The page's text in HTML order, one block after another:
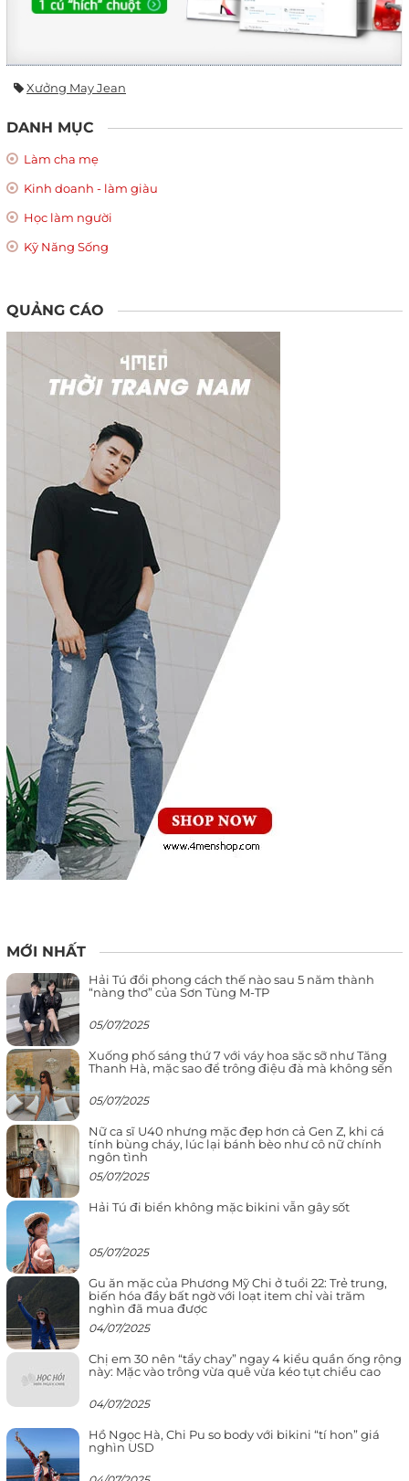
Xưởng May Jean
DANH MỤC
Làm cha mẹ
Kinh doanh - làm giàu
Học làm người
Kỹ Năng Sống
QUẢNG CÁO
MỚI NHẤT
Hải Tú đổi phong cách thế nào sau 5 năm thành
“nàng thơ” của Sơn Tùng M-TP
05/07/2025
Xuống phố sáng thứ 7 với váy hoa sặc sỡ như Tăng
Thanh Hà, mặc sao để trông điệu đà mà không sến
05/07/2025
Nữ ca sĩ U40 nhưng mặc đẹp hơn cả Gen Z, khi cá
tính bùng cháy, lúc lại bánh bèo như cô nữ chính
ngôn tình
05/07/2025
Hải Tú đi biển không mặc bikini vẫn gây sốt
05/07/2025
Gu ăn mặc của Phương Mỹ Chi ở tuổi 22: Trẻ trung,
biến hóa đầy bất ngờ với loạt item chỉ vài trăm
nghìn đã mua được
04/07/2025
Chị em 30 nên “tẩy chay” ngay 4 kiểu quần ống rộng
này: Mặc vào trông vừa quê vừa kéo tụt chiều cao
04/07/2025
Hồ Ngọc Hà, Chi Pu so body với bikini “tí hon” giá
nghìn USD